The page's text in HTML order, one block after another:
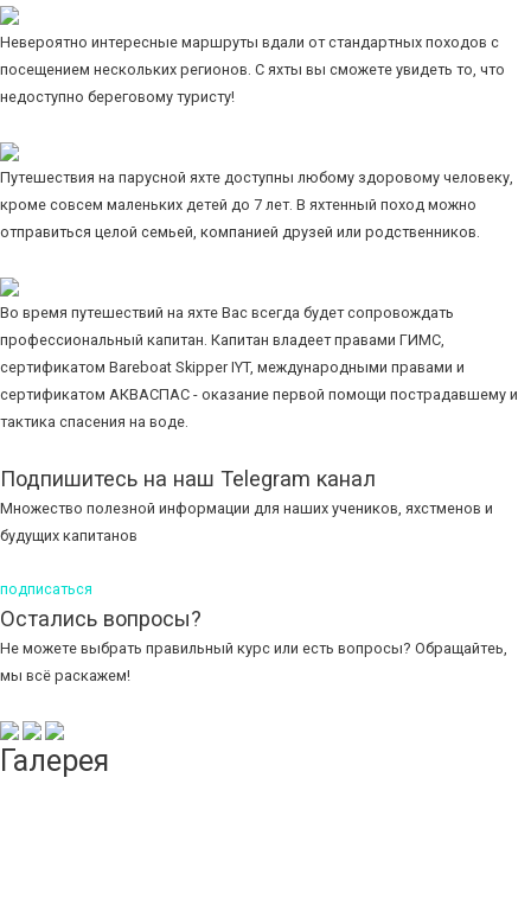
Невероятно интересные маршруты вдали от стандартных походов с
посещением нескольких регионов. С яхты вы сможете увидеть то, что
недоступно береговому туристу!
Путешествия на парусной яхте доступны любому здоровому человеку,
кроме совсем маленьких детей до 7 лет. В яхтенный поход можно
отправиться целой семьей, компанией друзей или родственников.
Во время путешествий на яхте Вас всегда будет сопровождать
профессиональный капитан. Капитан владеет правами ГИМС,
сертификатом Bareboat Skipper IYT, международными правами и
сертификатом АКВАСПАС - оказание первой помощи пострадавшему и
тактика спасения на воде.
Подпишитесь на наш Telegram канал
Множество полезной информации для наших учеников, яхстменов и
будущих капитанов
подписаться
Остались вопросы?
Не можете выбрать правильный курс или есть вопросы? Обращайтеь,
мы всё раскажем!
Галерея